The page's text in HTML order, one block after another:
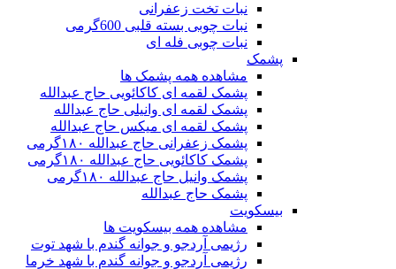
نبات تخت زعفرانی
نبات چوبی بسته قلبی 600گرمی
نبات چوبی فله ای
پشمک
مشاهده همه پشمک ها
پشمک لقمه ای کاکائویی حاج عبدالله
پشمک لقمه ای وانیلی حاج عبدالله
پشمک لقمه ای میکس حاج عبدالله
پشمک زعفرانی حاج عبدالله ۱۸۰گرمی
پشمک کاکائویی حاج عبدالله ۱۸۰گرمی
پشمک وانیل حاج عبدالله ۱۸۰گرمی
پشمک حاج عبدالله
بیسکویت
مشاهده همه بیسکویت ها
رژیمی آردجو و جوانه گندم با شهد توت
رژیمی آردجو و جوانه گندم با شهد خرما